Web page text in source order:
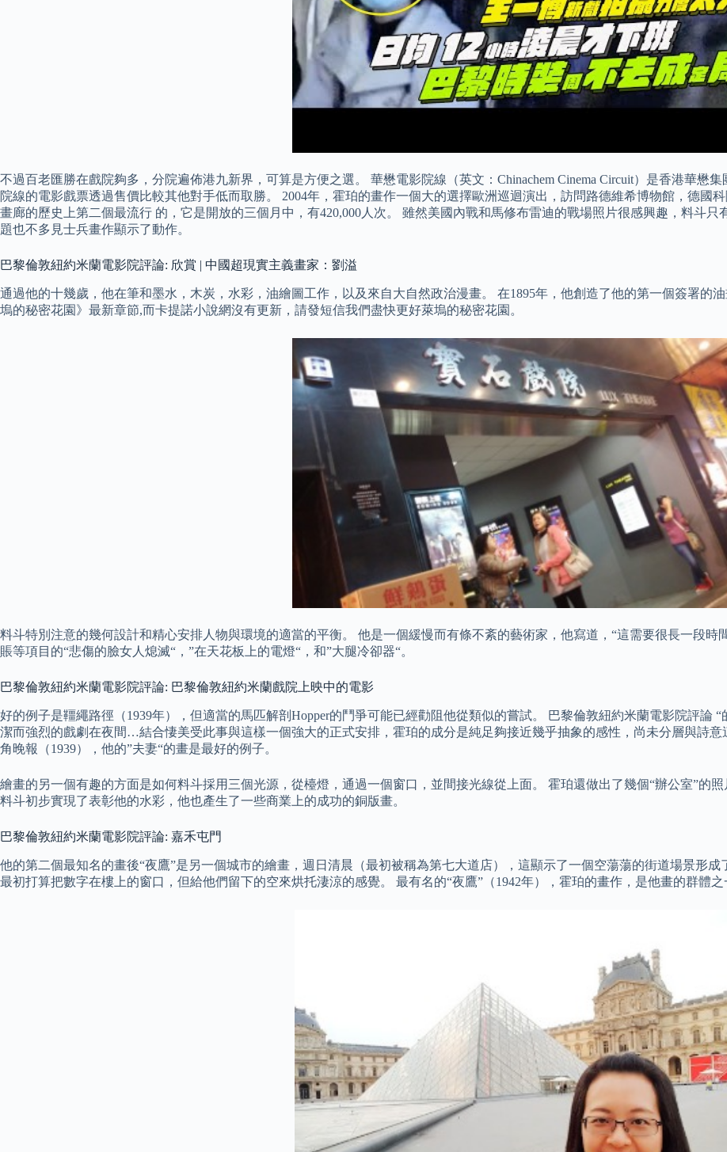
不過百老匯勝在戲院夠多，分院遍佈港九新界，可算是方便之選。 華懋電影院線（英文：Chinachem Cinema Circuit）是香港華懋
院線的電影戲票透過售價比較其他對手低而取勝。 2004年，霍珀的畫作一個大的選擇歐洲巡迴演出，訪問路德維希博物館，德國
畫廊的歷史上第二個最流行 ​​的，它是開放的三個月中，有420,000人次。 雖然美國內戰和馬修布雷迪的戰場照片很感興趣，料斗
題也不多見士兵畫作顯示了動作。
巴黎倫敦紐約米蘭電影院評論: 欣賞 | 中國超現實主義畫家：劉溢
通過他的十幾歲，他在筆和墨水，木炭，水彩，油繪圖工作，以及來自大自然政治漫畫。 在1895年，他創造了他的第一個簽署
塢的秘密花園》最新章節,而卡提諾小說網沒有更新，請發短信我們盡快更好萊塢的秘密花園。
料斗特別注意的幾何設計和精心安排人物與環境的適當的平衡。 他是一個緩慢而有條不紊的藝術家，他寫道，“這需要很長一段
賬等項目的“悲傷的臉女人熄滅“，”在天花板上的電燈“，和”大腿冷卻器“。
巴黎倫敦紐約米蘭電影院評論: 巴黎倫敦紐約米蘭戲院上映中的電影
好的例子是韁繩路徑（1939年），但適當的馬匹解剖Hopper的鬥爭可能已經勸阻他從類似的嘗試。 巴黎倫敦紐約米蘭電影院評論
潔而強烈的戲劇在夜間…結合悽美受此事與這樣一個強大的正式安排，霍珀的成分是純足夠接近幾乎抽象的感性，尚未分層與詩意
角晚報（1939），他的”夫妻“的畫是最好的例子。
繪畫的另一個有趣的方面是如何料斗採用三個光源，從檯燈，通過一個窗口，並間接光線從上面。 霍珀還做出了幾個“辦公室”的
料斗初步實現了表彰他的水彩，他也產生了一些商業上的成功的銅版畫。
巴黎倫敦紐約米蘭電影院評論: 嘉禾屯門
他的第二個最知名的畫後“夜鷹”是另一個城市的繪畫，週日清晨（最初被稱為第七大道店），這顯示了一個空蕩蕩的街道場景形
最初打算把數字在樓上的窗口，但給他們留下的空來烘托淒涼的感覺。 最有名的“夜鷹”（1942年），霍珀的畫作，是他畫的群體